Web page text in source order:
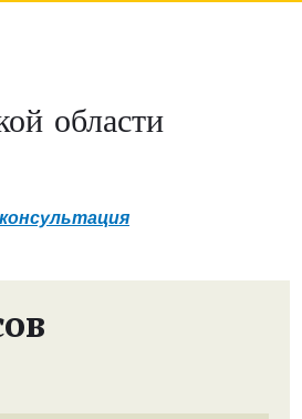
области